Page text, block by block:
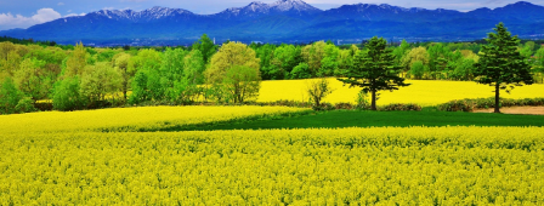
홋카이도 둘러보기
여행 테마로 검색
빗속에서 만끽
7개의 국립공원
절경을 만나는 여행
기초지식